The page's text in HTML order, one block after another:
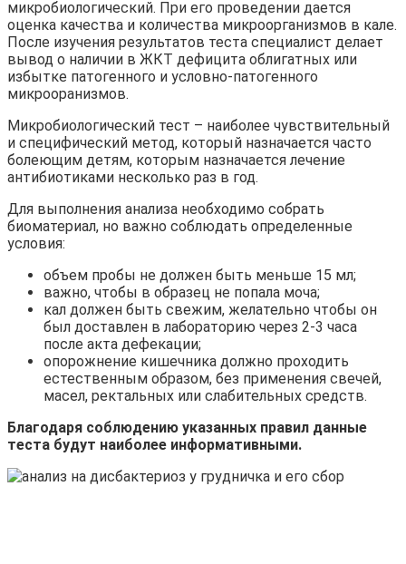
микробиологический. При его проведении дается
оценка качества и количества микроорганизмов в кале.
После изучения результатов теста специалист делает
вывод о наличии в ЖКТ дефицита облигатных или
избытке патогенного и условно-патогенного
микрооранизмов.
Микробиологический тест – наиболее чувствительный
и специфический метод, который назначается часто
болеющим детям, которым назначается лечение
антибиотиками несколько раз в год.
Для выполнения анализа необходимо собрать
биоматериал, но важно соблюдать определенные
условия:
объем пробы не должен быть меньше 15 мл;
важно, чтобы в образец не попала моча;
кал должен быть свежим, желательно чтобы он
был доставлен в лабораторию через 2-3 часа
после акта дефекации;
опорожнение кишечника должно проходить
естественным образом, без применения свечей,
масел, ректальных или слабительных средств.
Благодаря соблюдению указанных правил данные
теста будут наиболее информативными.